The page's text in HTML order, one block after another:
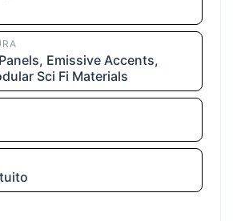
Emissive Accents,
Sci Fi Materials